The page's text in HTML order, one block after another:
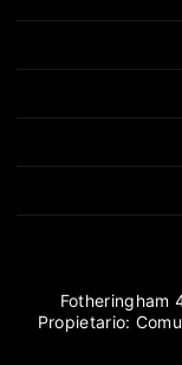
Fotheringham
Propietario: